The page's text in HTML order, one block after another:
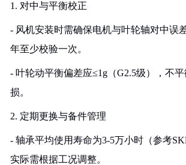
1. 对中与平衡校正
- 风机安装时需确保电机与叶轮轴对中误
年至少校验一次。
- 叶轮动平衡偏差应≤1g（G2.5级），不
损。
2. 定期更换与备件管理
- 轴承平均使用寿命为3-5万小时（参考
实际需根据工况调整。